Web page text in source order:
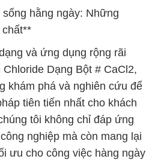
hằng ngày: Những
và ứng dụng rộng rãi
Dạng Bột # CaCl2,
khám phá và nghiên cứu để
tiên tiến nhất cho khách
tôi không chỉ đáp ứng
nghiệp mà còn mang lại
ưu cho công việc hàng ngày